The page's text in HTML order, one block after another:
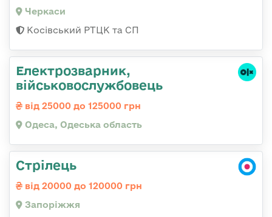
Черкаси
Косівський РТЦК та СП
Електрозварник,
військовослужбовець
від 25000 до 125000 грн
Одеса, Одеська область
Стрілець
від 20000 до 120000 грн
Запоріжжя